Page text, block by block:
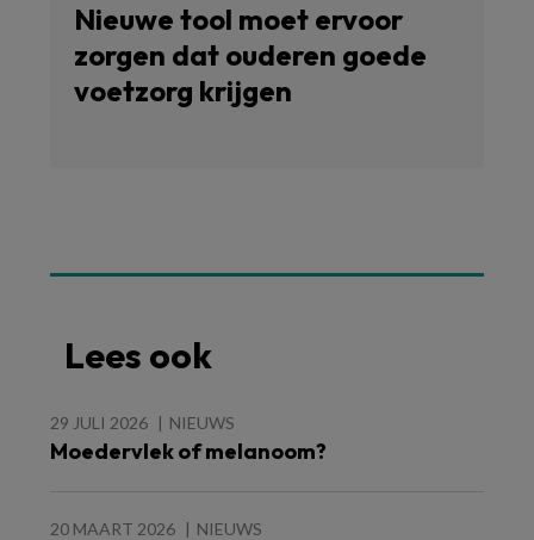
Nieuwe tool moet ervoor
zorgen dat ouderen goede
voetzorg krijgen
Lees ook
29 JULI 2026 NIEUWS
Moedervlek of melanoom?
20 MAART 2026 NIEUWS